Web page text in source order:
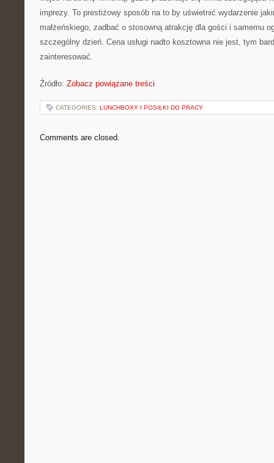
imprezy. To prestiżowy sposób na to by uświetnić wydarzenie
małżeńskiego, zadbać o stosowną atrakcję dla gości i samemu
szczególny dzień. Cena usługi nadto kosztowna nie jest, tym
zainteresować.
Źródło: Zobacz powiązane treści
CATEGORIES: LUNCHBOXY I POSIŁKI DO PRACY
Comments are closed.